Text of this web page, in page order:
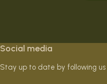
Social media
Stay up to date by following us